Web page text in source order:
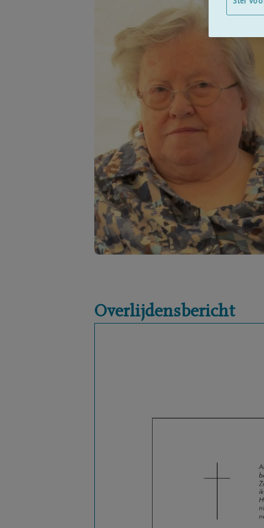
Overlijdensbericht
Stel